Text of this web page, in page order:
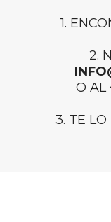
1.
2.
O AL
3. TE LO